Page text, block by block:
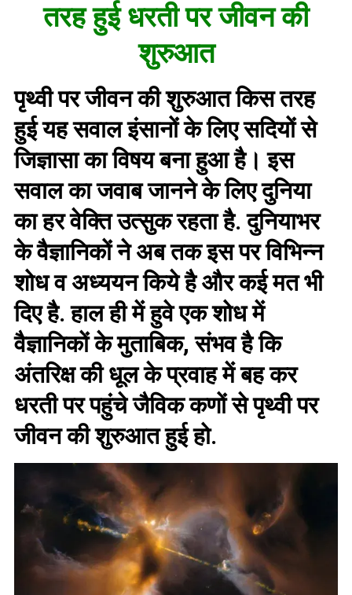
तरह हुई धरती पर जीवन की
शुरुआत
पृथ्वी पर जीवन की शुरुआत किस तरह
हुई यह सवाल इंसानों के लिए सदियों से
जिज्ञासा का विषय बना हुआ है। इस
सवाल का जवाब जानने के लिए दुनिया
का हर वेक्ति उत्सुक रहता है. दुनियाभर
के वैज्ञानिकों ने अब तक इस पर विभिन्न
शोध व अध्ययन किये है और कई मत भी
दिए है. हाल ही में हुवे एक शोध में
वैज्ञानिकों के मुताबिक, संभव है कि
अंतरिक्ष की धूल के प्रवाह में बह कर
धरती पर पहुंचे जैविक कणों से पृथ्वी पर
जीवन की शुरुआत हुई हो.